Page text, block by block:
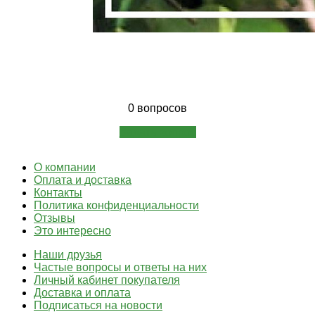
0 вопросов
О компании
Оплата и доставка
Контакты
Политика конфиденциальности
Отзывы
Это интересно
Наши друзья
Частые вопросы и ответы на них
Личный кабинет покупателя
Доставка и оплата
Подписаться на новости